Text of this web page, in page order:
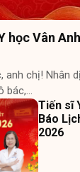
học Vân
anh chị! Nhân
bác,…
Tiến sĩ
Báo
2026